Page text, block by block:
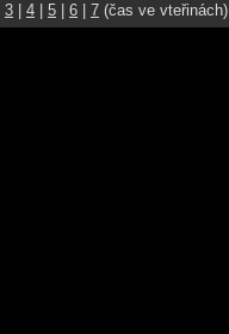
3 4 5 6 7 (čas ve vteřinách)